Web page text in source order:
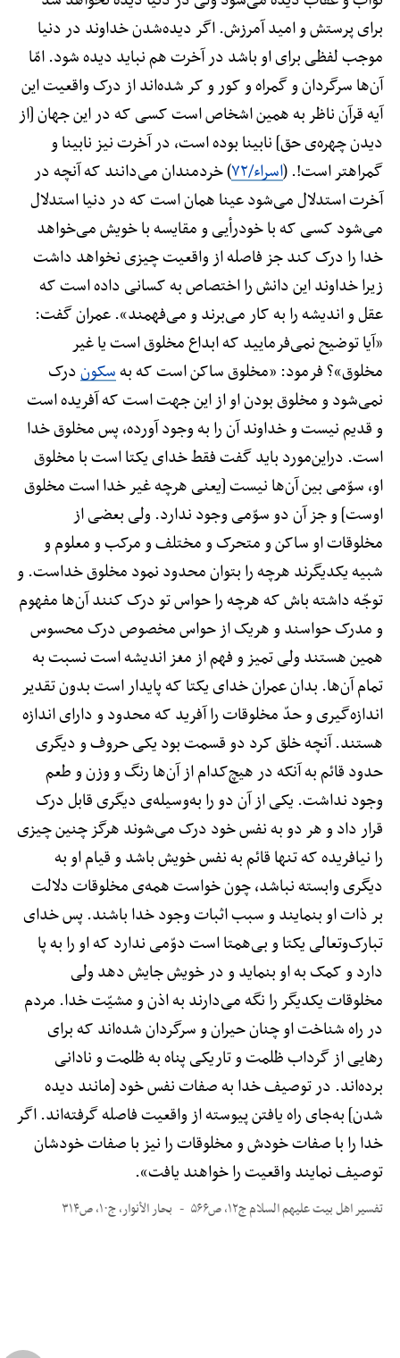
برای پرستش و امید آمرزش. اگر دیده‌شدن خداوند در دنیا
موجب لفظی برای او باشد در آخرت هم نباید دیده شود. امّا
آن‌ها سرگردان و گمراه و کور و کر شده‌اند از درک واقعیت این
آیه قرآن ناظر به همین اشخاص است کسی که در این جهان [از
دیدن چهره‌ی حق] نابینا بوده است، در آخرت نیز نابینا و
گمراهتر است!. (اسراء/۷۲
) خردمندان می‌دانند که آنچه در
آخرت استدلال می‌شود عینا همان است که در دنیا استدلال
می‌شود کسی که با خودرأیی و مقایسه با خویش می‌خواهد
خدا را درک کند جز فاصله از واقعیت چیزی نخواهد داشت
زیرا خداوند این دانش را اختصاص به کسانی داده است که
عقل و اندیشه را به کار می‌برند و می‌فهمند». عمران گفت:
«آیا توضیح نمی‌فرمایید که ابداع مخلوق است یا غیر
مخلوق»؟ فرمود: «مخلوق ساکن است که بهسکوندرک
نمی‌شود و مخلوق بودن او از این جهت است که آفریده است
و قدیم نیست و خداوند آن را به وجود آورده، پس مخلوق خدا
است. دراین‌مورد باید گفت فقط خدای یکتا است با مخلوق
او، سوّمی بین آن‌ها نیست [یعنی هرچه غیر خدا است مخلوق
اوست] و جز آن دو سوّمی وجود ندارد. ولی بعضی از
مخلوقات او ساکن و متحرک و مختلف و مرکب و معلوم و
شبیه یکدیگرند هرچه را بتوان محدود نمود مخلوق خداست. و
توجّه داشته باش که هرچه را حواس تو درک کنند آن‌ها مفهوم
و مدرک حواسند و هریک از حواس مخصوص درک محسوس
همین هستند ولی تمیز و فهم از مغز اندیشه است نسبت به
تمام آن‌ها. بدان عمران خدای یکتا که پایدار است بدون تقدیر
اندازه‌گیری و حدّ مخلوقات را آفرید که محدود و دارای اندازه
هستند. آنچه خلق کرد دو قسمت بود یکی حروف و دیگری
حدود قائم به آنکه در هیچ‌کدام از آن‌ها رنگ و وزن و طعم
وجود نداشت. یکی از آن دو را به‌وسیله‌ی دیگری قابل درک
قرار داد و هر دو به نفس خود درک می‌شوند هرگز چنین چیزی
را نیافریده که تنها قائم به نفس خویش باشد و قیام او به
دیگری وابسته نباشد، چون خواست همه‌ی مخلوقات دلالت
بر ذات او بنمایند و سبب اثبات وجود خدا باشند. پس خدای
تبارک‌وتعالی یکتا و بی‌همتا است دوّمی ندارد که او را به پا
دارد و کمک به او بنماید و در خویش جایش دهد ولی
مخلوقات یکدیگر را نگه می‌دارند به اذن و مشیّت خدا. مردم
در راه شناخت او چنان حیران و سرگردان شده‌اند که برای
رهایی از گرداب ظلمت و تاریکی پناه به ظلمت و نادانی
برده‌اند. در توصیف خدا به صفات نفس خود [مانند دیده
شدن] به‌جای راه یافتن پیوسته از واقعیت فاصله گرفته‌اند. اگر
خدا را با صفات خودش و مخلوقات را نیز با صفات خودشان
توصیف نمایند واقعیت را خواهند یافت».
تفسیر اهل بیت علیهم السلام ج۱۲، ص۵۶۶ بحار الأنوار، ج۱۰، ص۳۱۴